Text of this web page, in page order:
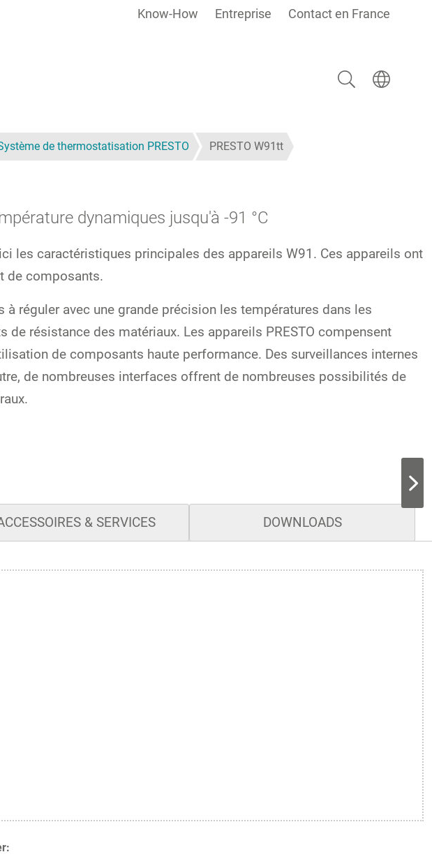
Know-How Entreprise Contact en France
RechercherSelect
de thermostatisation PRESTO PRESTO W91tt
dynamiques jusqu'à -91 °C
les caractéristiques principales des appareils W91. Ces appareils ont
de composants.
réguler avec une grande précision les températures dans les
résistance des matériaux. Les appareils PRESTO compensent
de composants haute performance. Des surveillances internes
de nombreuses interfaces offrent de nombreuses possibilités de
& SERVICES DOWNLOADS